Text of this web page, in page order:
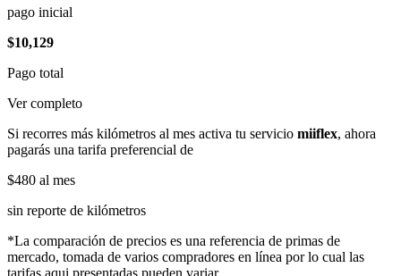
pago inicial
$10,129
Pago total
Ver completo
Si recorres más kilómetros al mes activa tu servicio miiflex, ahora
pagarás una tarifa preferencial de
$480 al mes
sin reporte de kilómetros
*La comparación de precios es una referencia de primas de
mercado, tomada de varios compradores en línea por lo cual las
tarifas aqui presentadas pueden variar.